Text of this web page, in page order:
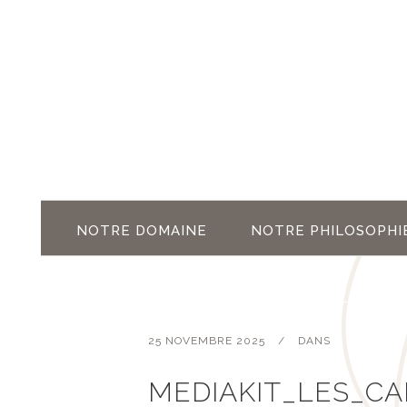
NOTRE DOMAINE NOTRE
25 NOVEMBRE 2025 DANS